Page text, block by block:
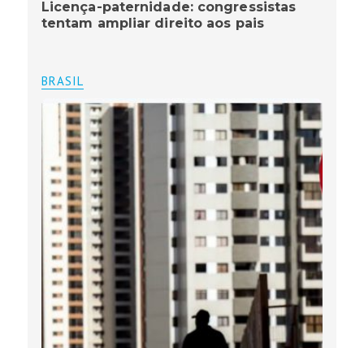
Licença-paternidade: congressistas
tentam ampliar direito aos pais
BRASIL